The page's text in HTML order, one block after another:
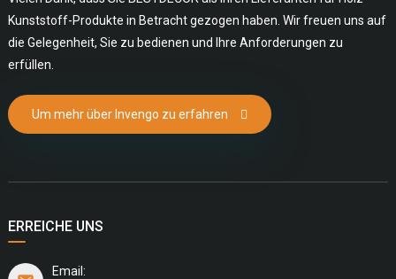
Kunststoff-Produkte in Betracht gezogen haben. Wir freuen uns auf
die Gelegenheit, Sie zu bedienen und Ihre Anforderungen zu
erfüllen.
Um mehr über Invengo zu erfahren
ERREICHE UNS
Email: